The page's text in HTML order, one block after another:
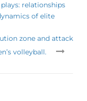
relationships
of elite
zone and attack
volleyball.